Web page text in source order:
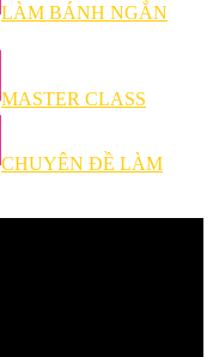
LÀM BÁNH NGẮN
MASTER CLASS
CHUYÊN ĐỀ LÀM